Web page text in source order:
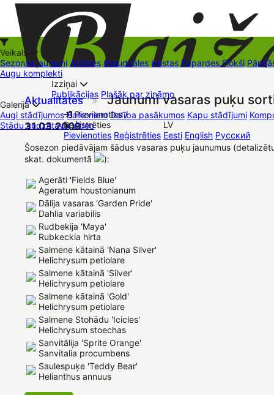
+37126545879 baizas@baizas.lv
Pievienoties /
Reģistrēties
Pievienoties Reģistrēties
LV
Eesti English Русский
Veikals
Sezonas jaunumi Astilbes Graudzāles Hostas Papardes Flokši
Augu komplekti
Kā iepirkties
Izziņai
Publikācijas Plašāk par zināmo
Galerija
Augi stādījumos Balkoniem Dalība pasākumos Kapu stādījumi
Stādu audzētava Video
Tirdzniecības vietas Kontakti Dāvanu kartes Augu komplekti
Aktualitātes » Jaunumi vasaras puķu
31.03.2009
Šosezon piedāvājam šādus vasaras puķu jaunumus
skat. dokumentā
):
Agerāti 'Fields Blue'
Ageratum houstonianum
Dālija vasaras 'Garden Pride'
Dahlia variabilis
Rudbekija 'Maya'
Rubkeckia hirta
Salmene kātainā 'Nana Silver'
Helichrysum petiolare
Salmene kātainā 'Silver'
Helichrysum petiolare
Salmene kātainā 'Gold'
Helichrysum petiolare
Salmene Stohādu 'Icicles'
Helichrysum stoechas
Sanvitālija 'Sprite Orange'
Sanvitalia procumbens
Saulespuķe 'Teddy Bear'
Helianthus annuus